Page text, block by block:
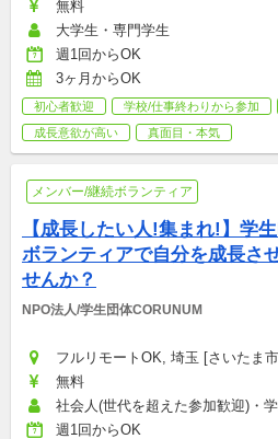
無料
大学生・専門学生
週1回からOK
3ヶ月からOK
初心者歓迎 学校/仕事終わりから参加
成長意欲が高い
真面目・本気
メンバー/継続ボランティア
【成長したい人!集まれ!】学
ボランティアで自分を成長さ
せんか？
NPO法人/学生団体CORUNUM
フルリモートOK, 埼玉 [さいたま
無料
社会人(世代を超えた参加歓迎)・
週1回からOK